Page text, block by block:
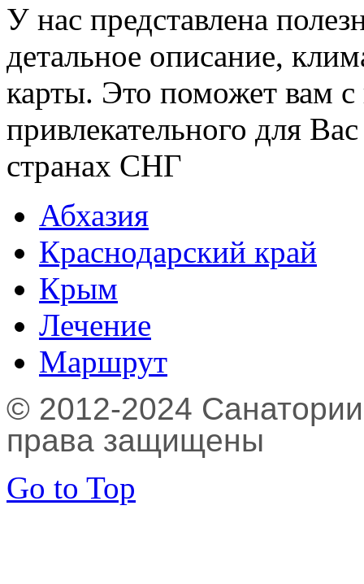
У нас представлена
детальное описание,
карты. Это поможет вам
привлекательного для
странах СНГ
Абхазия
Краснодарский край
Крым
Лечение
Маршрут
© 2012-2024
права защищены
Go to Top